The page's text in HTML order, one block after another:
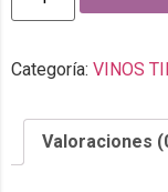
Categoría: VINOS
Valoraciones